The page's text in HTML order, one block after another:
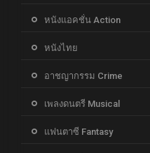
หนังแอคชั่น Action
หนังไทย
อาชญากรรม Crime
เพลงดนตรี Musical
แฟนตาซี Fantasy